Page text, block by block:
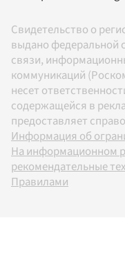
Свидетельство о
выдано федеральной
связи,
коммуникаций
несет
содержащейся в
предоставляет
Информация об
На информационном
рекомендательные
Правилами